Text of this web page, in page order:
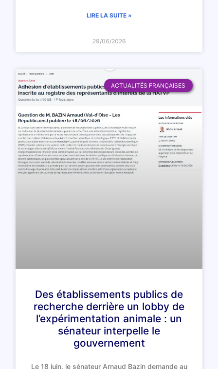
LIRE LA SUITE »
29/06/2026
ACTUALITÉS FRANÇAISES
Des établissements publics de
recherche derrière un lobby de
l’expérimentation animale : un
sénateur interpelle le
gouvernement
Le 18 juin, le sénateur Arnaud Bazin demande au